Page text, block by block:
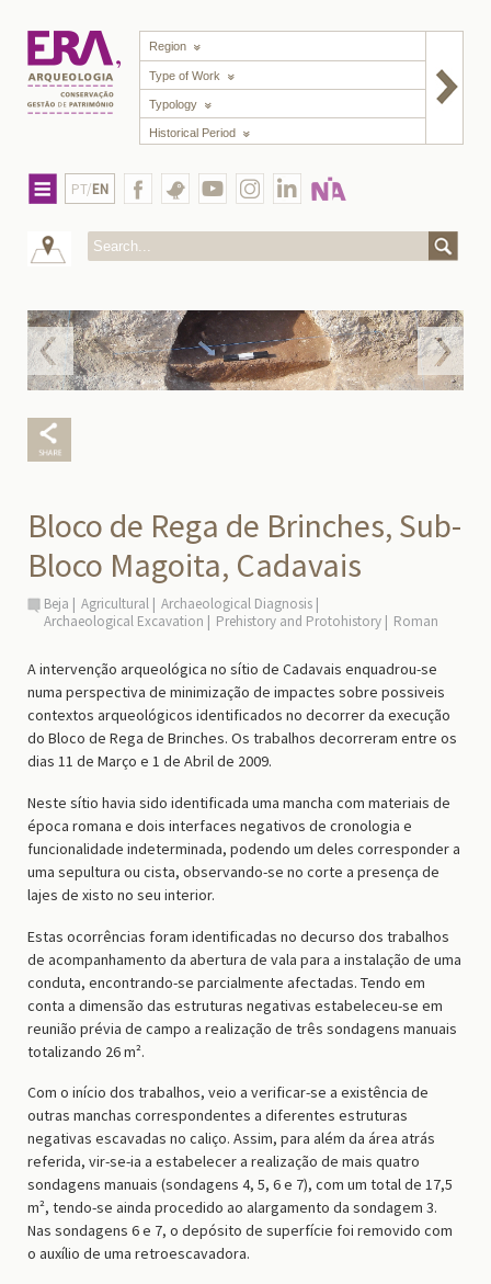
Region
Type of Work
Typology
Historical Period
PT/EN
Bloco de Rega de Brinches, Sub-
Bloco Magoita, Cadavais
Beja Agricultural
Archaeological Diagnosis
Archaeological Excavation
Prehistory and Protohistory Roman
A intervenção arqueológica no sítio de Cadavais enquadrou-se
numa perspectiva de minimização de impactes sobre possiveis
contextos arqueológicos identificados no decorrer da execução
do Bloco de Rega de Brinches. Os trabalhos decorreram entre os
dias 11 de Março e 1 de Abril de 2009.
Neste sítio havia sido identificada uma mancha com materiais de
época romana e dois interfaces negativos de cronologia e
funcionalidade indeterminada, podendo um deles corresponder a
uma sepultura ou cista, observando-se no corte a presença de
lajes de xisto no seu interior.
Estas ocorrências foram identificadas no decurso dos trabalhos
de acompanhamento da abertura de vala para a instalação de uma
conduta, encontrando-se parcialmente afectadas. Tendo em
conta a dimensão das estruturas negativas estabeleceu-se em
reunião prévia de campo a realização de três sondagens manuais
totalizando 26 m².
Com o início dos trabalhos, veio a verificar-se a existência de
outras manchas correspondentes a diferentes estruturas
negativas escavadas no caliço. Assim, para além da área atrás
referida, vir-se-ia a estabelecer a realização de mais quatro
sondagens manuais (sondagens 4, 5, 6 e 7), com um total de 17,5
m², tendo-se ainda procedido ao alargamento da sondagem 3.
Nas sondagens 6 e 7, o depósito de superfície foi removido com
o auxílio de uma retroescavadora.